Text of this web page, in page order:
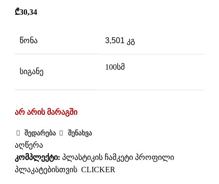
₾30,34
წონა 3,501 კგ
სიგანე
100სმ
არ არის მარაგში
შედარება შენახვა
აღწერა
კომპლექტი: პლასტიკის ჩამკეტი პროფილი
პლაკატებისთვის CLICKER